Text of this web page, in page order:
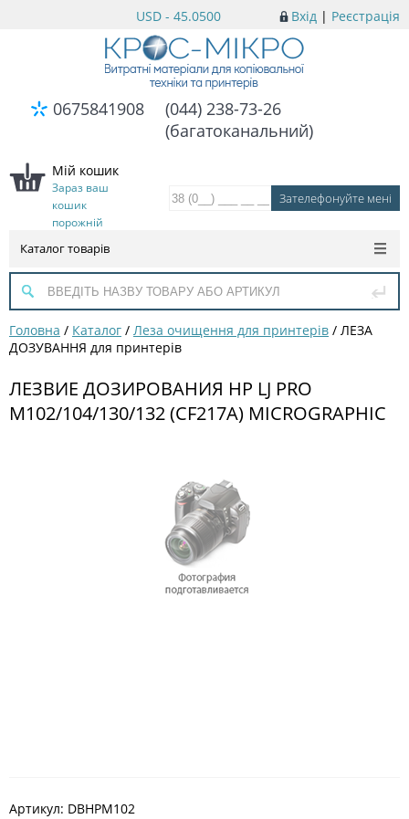
Вхід | Реєстрація
USD - 45.0500
0675841908
(044) 238-73-26
(багатоканальний)
Мій кошик
Зараз ваш
кошик
порожній
Каталог товарів
Головна / Каталог / Леза очищення для принтерів / ЛЕЗА
ДОЗУВАННЯ для принтерів
ЛЕЗВИЕ ДОЗИРОВАНИЯ HP LJ PRO
M102/104/130/132 (CF217A) MICROGRAPHIC
Артикул: DBHPM102